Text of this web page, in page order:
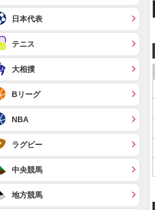
日本代表
テニス
大相撲
Bリーグ
NBA
ラグビー
中央競馬
地方競馬